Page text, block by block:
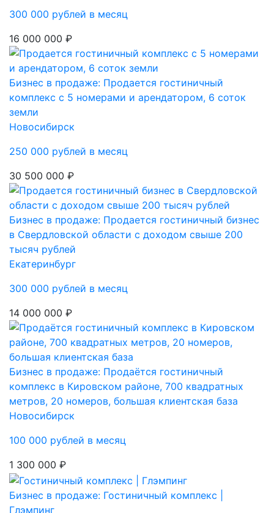
300 000 рублей в месяц
16 000 000 ₽
Бизнес в продаже: Продается гостиничный
комплекс с 5 номерами и арендатором, 6 соток
земли
Новосибирск
250 000 рублей в месяц
30 500 000 ₽
Бизнес в продаже: Продается гостиничный бизнес
в Свердловской области с доходом свыше 200
тысяч рублей
Екатеринбург
300 000 рублей в месяц
14 000 000 ₽
Бизнес в продаже: Продаётся гостиничный
комплекс в Кировском районе, 700 квадратных
метров, 20 номеров, большая клиентская база
Новосибирск
100 000 рублей в месяц
1 300 000 ₽
Бизнес в продаже: Гостиничный комплекс |
Глэмпинг